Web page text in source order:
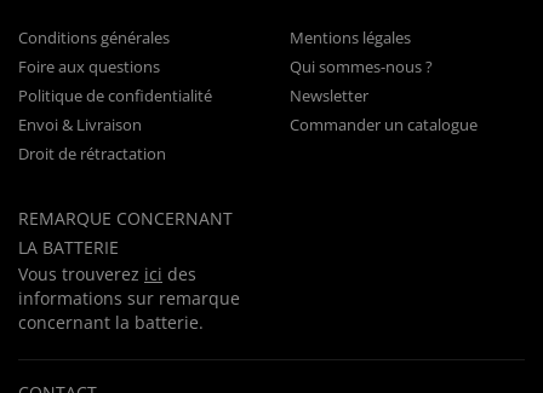
Conditions générales
Foire aux questions
Politique de confidentialité
Envoi & Livraison
Droit de rétractation
REMARQUE CONCERNANT
LA BATTERIE
Vous trouverez ici des
informations sur remarque
concernant la batterie.
Mentions légales
Qui sommes-nous ?
Newsletter
Commander un catalogue